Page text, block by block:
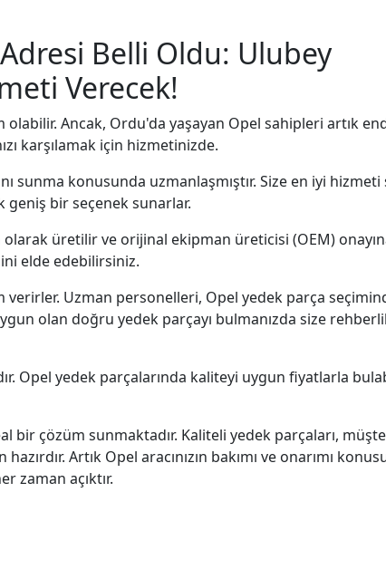
Belli Oldu: Ulubey
Verecek!
Ancak, Ordu'da yaşayan Opel sahipleri artık
karşılamak için hizmetinizde.
sunma konusunda uzmanlaşmıştır. Size en iyi
geniş bir seçenek sunarlar.
üretilir ve orijinal ekipman üreticisi (OEM)
elde edebilirsiniz.
Uzman personelleri, Opel yedek parça
olan doğru yedek parçayı bulmanızda size
Opel yedek parçalarında kaliteyi uygun fiyatlarla
çözüm sunmaktadır. Kaliteli yedek parçaları,
Artık Opel aracınızın bakımı ve onarımı
zaman açıktır.